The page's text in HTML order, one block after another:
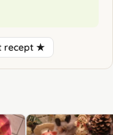
recept ★